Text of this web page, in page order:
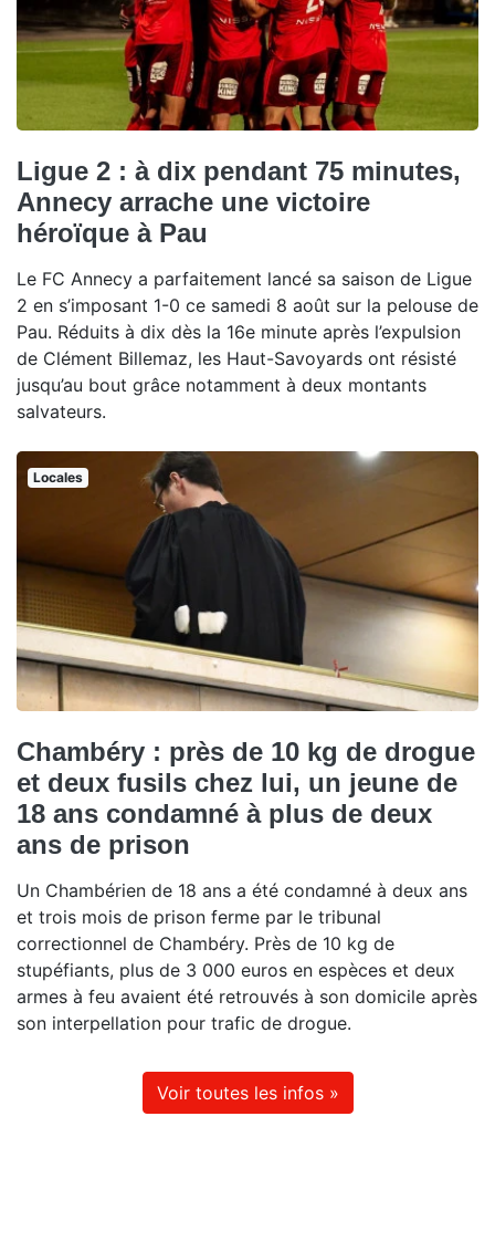
Ligue 2 : à dix pendant 75 minutes,
Annecy arrache une victoire
héroïque à Pau
Le FC Annecy a parfaitement lancé sa saison de Ligue
2 en s’imposant 1-0 ce samedi 8 août sur la pelouse de
Pau. Réduits à dix dès la 16e minute après l’expulsion
de Clément Billemaz, les Haut-Savoyards ont résisté
jusqu’au bout grâce notamment à deux montants
salvateurs.
Locales
Chambéry : près de 10 kg de drogue
et deux fusils chez lui, un jeune de
18 ans condamné à plus de deux
ans de prison
Un Chambérien de 18 ans a été condamné à deux ans
et trois mois de prison ferme par le tribunal
correctionnel de Chambéry. Près de 10 kg de
stupéfiants, plus de 3 000 euros en espèces et deux
armes à feu avaient été retrouvés à son domicile après
son interpellation pour trafic de drogue.
Voir toutes les infos »